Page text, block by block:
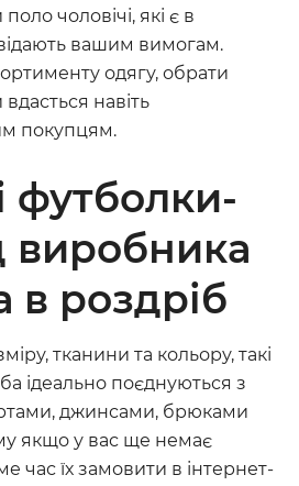
чоловічі, які є в
вашим вимогам.
одягу, обрати
вдасться навіть
покупцям.
футболки-
виробника
в роздріб
тканини та кольору, такі
ідеально поєднуються з
джинсами, брюками
якщо у вас ще немає
час їх замовити в інтернет-